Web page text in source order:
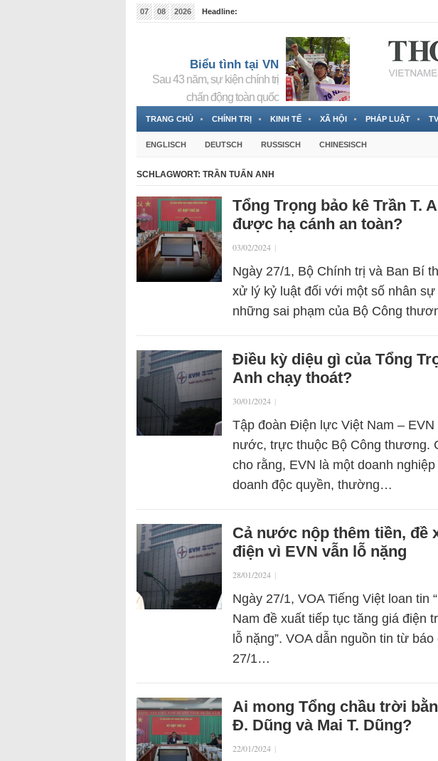
07 08 2026
Headline:
Biểu tình tại VN
Sau 43 năm, sự kiện chính trị
chấn động toàn quốc
TRANG CHỦ CHÍNH TRỊ KINH TẾ XÃ HỘI PHÁP LUẬT
ENGLISCH DEUTSCH RUSSISCH CHINESISCH
SCHLAGWORT: TRẦN TUẤN ANH
Tổng Trọng bảo kê Trần T.
được hạ cánh an toàn?
03/02/2024 |
Ngày 27/1, Bộ Chính trị và Ban Bí
xử lý kỷ luật đối với một số nhân
những sai phạm của Bộ Công
Điều kỳ diệu gì của Tổng
Anh chạy thoát?
30/01/2024 |
Tập đoàn Điện lực Việt Nam –
nước, trực thuộc Bộ Công thương.
cho rằng, EVN là một doanh
doanh độc quyền, thường…
Cả nước nộp thêm tiền, đề
điện vì EVN vẫn lỗ nặng
28/01/2024 |
Ngày 27/1, VOA Tiếng Việt loan tin
Nam đề xuất tiếp tục tăng giá điện
lỗ nặng”. VOA dẫn nguồn tin từ
27/1…
Ai mong Tổng chầu trời
Đ. Dũng và Mai T. Dũng?
22/01/2024 |